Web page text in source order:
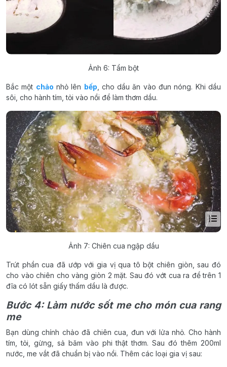
Ảnh 6: Tẩm bột
Bắc một chảo nhỏ lên bếp , cho dầu ăn vào đun nóng. Khi dầu
sôi, cho hành tím, tỏi vào nồi để làm thơm dầu.
Ảnh 7: Chiên cua ngập dầu
Trút phần cua đã ướp với gia vị qua tô bột chiên giòn, sau đó
cho vào chiên cho vàng giòn 2 mặt. Sau đó vớt cua ra để trên 1
đĩa có lót sẵn giấy thấm dầu là được.
Bước 4: Làm nước sốt me cho món cua rang
me
Bạn dùng chính chảo đã chiên cua, đun với lửa nhỏ. Cho hành
tím, tỏi, gừng, sả băm vào phi thật thơm. Sau đó thêm 200ml
nước, me vắt đã chuẩn bị vào nồi. Thêm các loại gia vị sau: